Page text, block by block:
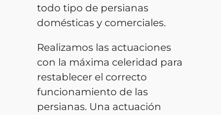
todo tipo de persianas
domésticas y comerciales.
Realizamos las actuaciones
con la máxima celeridad para
restablecer el correcto
funcionamiento de las
persianas. Una actuación